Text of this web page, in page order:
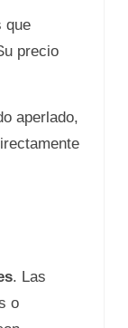
que
precio
aperlado,
. Las
o